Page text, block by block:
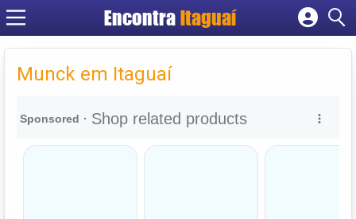
EncontraItaguaí
Cadastrar empresa
Criar conta
Munck em Itaguaí